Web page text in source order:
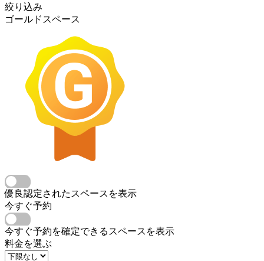
絞り込み
ゴールドスペース
優良認定されたスペースを表示
今すぐ予約
今すぐ予約を確定できるスペースを表示
料金を選ぶ